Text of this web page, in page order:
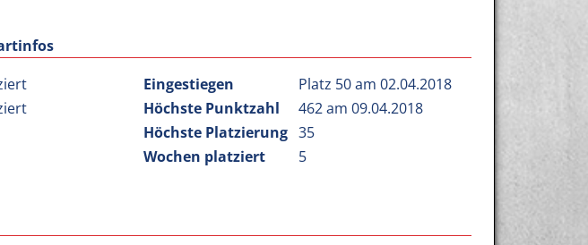
Eingestiegen
Platz 50 am 02.04.2018
Höchste Punktzahl
462 am 09.04.2018
Höchste Platzierung 35
Wochen platziert
5